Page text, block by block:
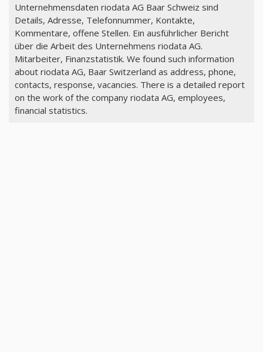
Unternehmensdaten riodata AG Baar Schweiz sind
Details, Adresse, Telefonnummer, Kontakte,
Kommentare, offene Stellen. Ein ausführlicher Bericht
über die Arbeit des Unternehmens riodata AG.
Mitarbeiter, Finanzstatistik. We found such information
about riodata AG, Baar Switzerland as address, phone,
contacts, response, vacancies. There is a detailed report
on the work of the company riodata AG, employees,
financial statistics.